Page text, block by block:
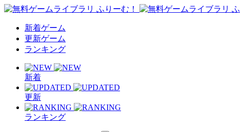
新着ゲーム
更新ゲーム
ランキング
新着
更新
ランキング